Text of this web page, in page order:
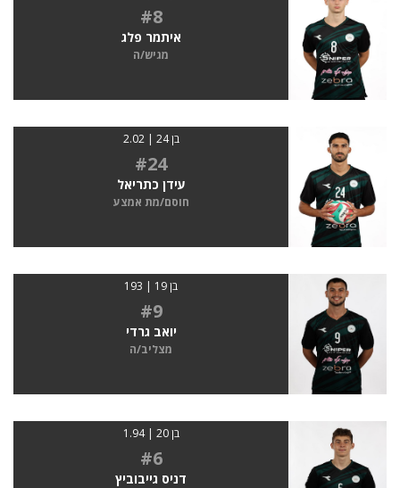
#8
איתמר פלג
מגיש/ה
בן 24 | 2.02
#24
עידן כתריאל
חוסם/מת אמצע
בן 19 | 193
#9
יואב גרדי
מצליב/ה
בן 20 | 1.94
#6
דניס גייבוביץ